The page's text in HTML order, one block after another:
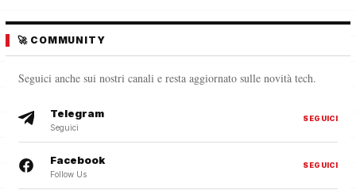
🚀 COMMUNITY
Seguici anche sui nostri canali e resta aggiornato sulle novità tech.
Telegram
Seguici
SEGUICI
Facebook
Follow Us
SEGUICI